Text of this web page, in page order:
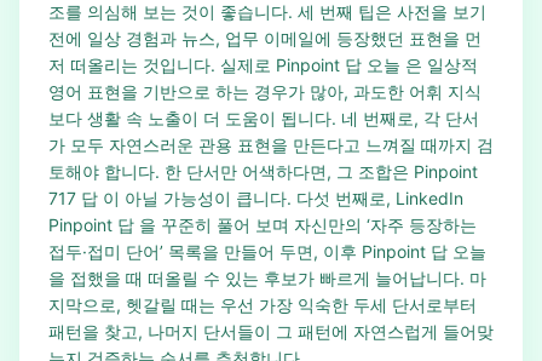
조를 의심해 보는 것이 좋습니다. 세 번째 팁은 사전을 보기
전에 일상 경험과 뉴스, 업무 이메일에 등장했던 표현을 먼
저 떠올리는 것입니다. 실제로 Pinpoint 답 오늘 은 일상적
영어 표현을 기반으로 하는 경우가 많아, 과도한 어휘 지식
보다 생활 속 노출이 더 도움이 됩니다. 네 번째로, 각 단서
가 모두 자연스러운 관용 표현을 만든다고 느껴질 때까지 검
토해야 합니다. 한 단서만 어색하다면, 그 조합은 Pinpoint
717 답 이 아닐 가능성이 큽니다. 다섯 번째로, LinkedIn
Pinpoint 답 을 꾸준히 풀어 보며 자신만의 ‘자주 등장하는
접두·접미 단어’ 목록을 만들어 두면, 이후 Pinpoint 답 오늘
을 접했을 때 떠올릴 수 있는 후보가 빠르게 늘어납니다. 마
지막으로, 헷갈릴 때는 우선 가장 익숙한 두세 단서로부터
패턴을 찾고, 나머지 단서들이 그 패턴에 자연스럽게 들어맞